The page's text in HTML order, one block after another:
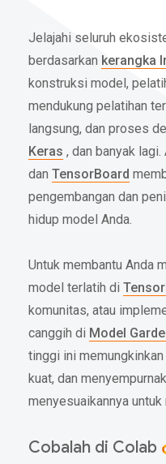
Jelajahi seluruh
berdasarkan kerangka
konstruksi model,
mendukung pelatihan
langsung, dan proses
Keras , dan banyak
dan TensorBoard
pengembangan dan
hidup model Anda.
Untuk membantu Anda
model terlatih di
komunitas, atau
canggih di Model
tinggi ini
kuat, dan
menyesuaikannya
Cobalah di Colab